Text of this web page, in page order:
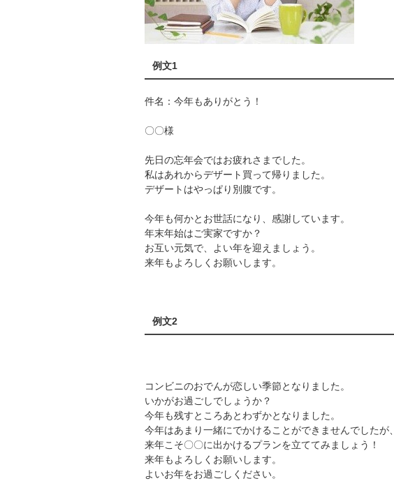
例文1
件名：今年もありがとう！
〇〇様
先日の忘年会ではお疲れさまでした。
私はあれからデザート買って帰りました。
デザートはやっぱり別腹です。
今年も何かとお世話になり、感謝しています。
年末年始はご実家ですか？
お互い元気で、よい年を迎えましょう。
来年もよろしくお願いします。
例文2
コンビニのおでんが恋しい季節となりました。
いかがお過ごしでしょうか？
今年も残すところあとわずかとなりました。
今年はあまり一緒にでかけることができませんでしたが、
来年こそ〇〇に出かけるプランを立ててみましょう！
来年もよろしくお願いします。
よいお年をお過ごしください。